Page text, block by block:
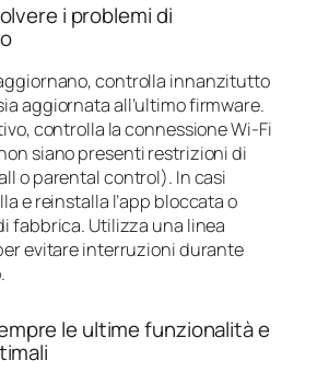
i problemi di
controlla innanzitutto
aggiornata all’ultimo firmware.
controlla la connessione Wi-Fi
siano presenti restrizioni di
o parental control). In casi
e reinstalla l’app bloccata o
fabbrica. Utilizza una linea
evitare interruzioni durante
le ultime funzionalità e